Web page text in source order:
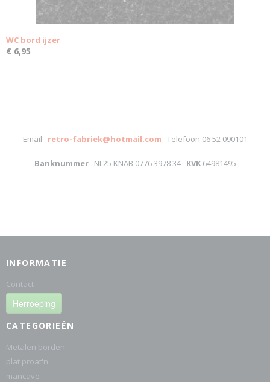
WC bord ijzer
€ 6,95
Email retro-fabriek@hotmail.com Telefoon 06 52 090101
Banknummer NL25 KNAB 0776 3978 34 KVK64981495
INFORMATIE
Contact
Herroeping
CATEGORIEËN
Metalen borden
plat proat'n
mancave